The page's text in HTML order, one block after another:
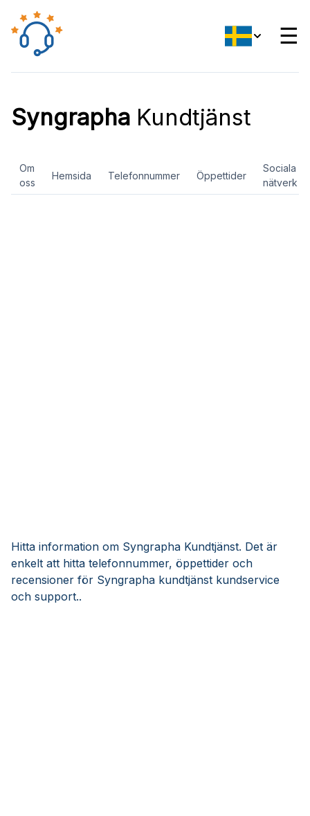
☰
Syngrapha Kundtjänst
Om
oss
Hemsida Telefonnummer Öppettider
Sociala
nätverk
Hitta information om Syngrapha Kundtjänst. Det är
enkelt att hitta telefonnummer, öppettider och
recensioner för Syngrapha kundtjänst kundservice
och support..